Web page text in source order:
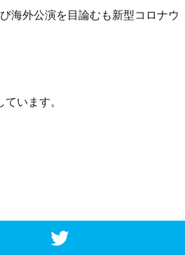
海外公演を目論むも新型コロナウ
います。